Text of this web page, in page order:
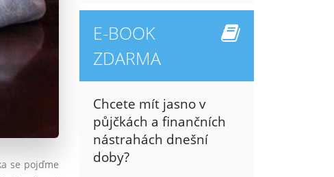
se pojďme
E-BOOK
ZDARMA
Chcete mít jasno v
půjčkách a finančních
nástrahách dnešní
doby?